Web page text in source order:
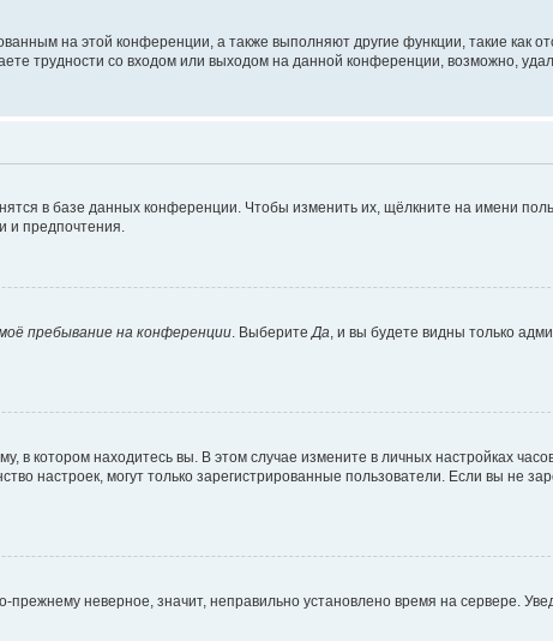
на этой конференции, а также выполняют другие функции, такие как
трудности со входом или выходом на данной конференции, возможно,
в базе данных конференции. Чтобы изменить их, щёлкните на имени
и предпочтения.
пребывание на конференции . Выберите Да , и вы будете видны только
в котором находитесь вы. В этом случае измените в личных настройках
настроек, могут только зарегистрированные пользователи. Если вы не
неверное, значит, неправильно установлено время на сервере.